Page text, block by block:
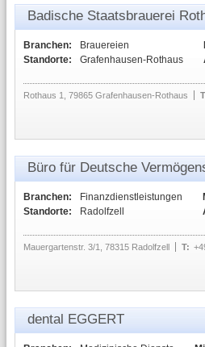
Badische Staatsbrauerei
Branchen:
Brauereien
Standorte:
Grafenhausen-Rothaus
Rothaus 1, 79865 Grafenhausen-Rothaus
Büro für Deutsche
Branchen:
Finanzdienstleistungen
Standorte:
Radolfzell
Mauergartenstr. 3/1, 78315 Radolfzell T:
dental EGGERT